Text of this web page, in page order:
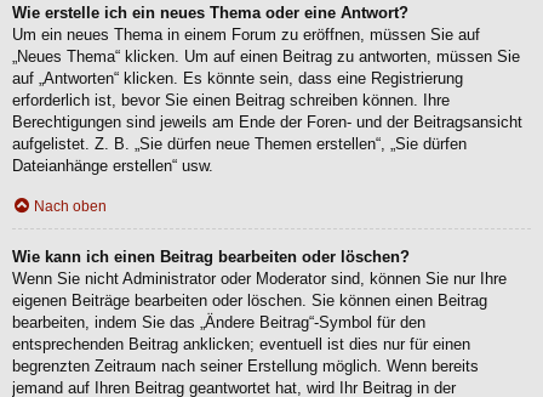
Wie erstelle ich ein neues Thema oder eine Antwort?
Um ein neues Thema in einem Forum zu eröffnen, müssen Sie auf
„Neues Thema“ klicken. Um auf einen Beitrag zu antworten, müssen Sie
auf „Antworten“ klicken. Es könnte sein, dass eine Registrierung
erforderlich ist, bevor Sie einen Beitrag schreiben können. Ihre
Berechtigungen sind jeweils am Ende der Foren- und der Beitragsansicht
aufgelistet. Z. B. „Sie dürfen neue Themen erstellen“, „Sie dürfen
Dateianhänge erstellen“ usw.
Nach oben
Wie kann ich einen Beitrag bearbeiten oder löschen?
Wenn Sie nicht Administrator oder Moderator sind, können Sie nur Ihre
eigenen Beiträge bearbeiten oder löschen. Sie können einen Beitrag
bearbeiten, indem Sie das „Ändere Beitrag“-Symbol für den
entsprechenden Beitrag anklicken; eventuell ist dies nur für einen
begrenzten Zeitraum nach seiner Erstellung möglich. Wenn bereits
jemand auf Ihren Beitrag geantwortet hat, wird Ihr Beitrag in der